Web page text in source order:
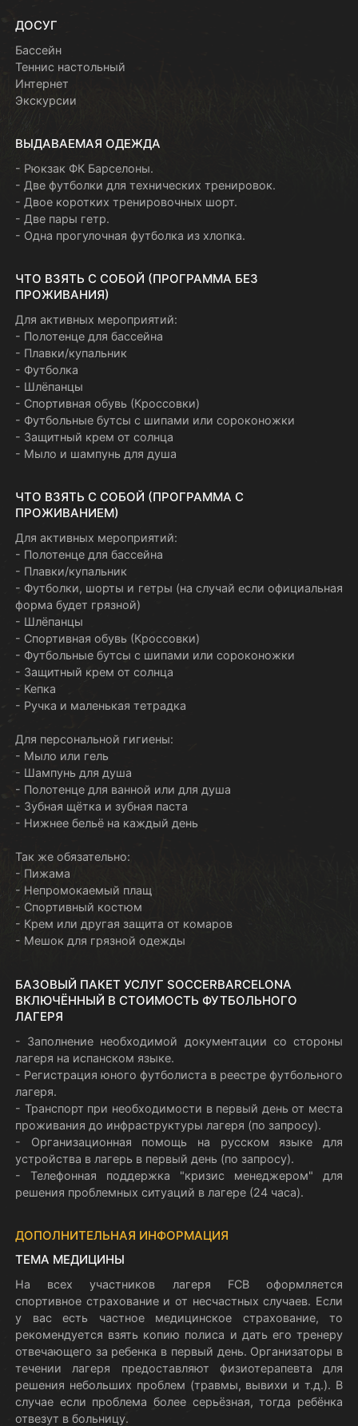
ДОСУГ
Бассейн
Теннис настольный
Интернет
Экскурсии
ВЫДАВАЕМАЯ ОДЕЖДА
- Рюкзак ФК Барселоны.
- Две футболки для технических тренировок.
- Двое коротких тренировочных шорт.
- Две пары гетр.
- Одна прогулочная футболка из хлопка.
ЧТО ВЗЯТЬ С СОБОЙ (ПРОГРАММА БЕЗ
ПРОЖИВАНИЯ)
Для активных мероприятий:
- Полотенце для бассейна
- Плавки/купальник
- Футболка
- Шлёпанцы
- Спортивная обувь (Кроссовки)
- Футбольные бутсы с шипами или сороконожки
- Защитный крем от солнца
- Мыло и шампунь для душа
ЧТО ВЗЯТЬ С СОБОЙ (ПРОГРАММА С
ПРОЖИВАНИЕМ)
Для активных мероприятий:
- Полотенце для бассейна
- Плавки/купальник
- Футболки, шорты и гетры (на случай если официальная
форма будет грязной)
- Шлёпанцы
- Спортивная обувь (Кроссовки)
- Футбольные бутсы с шипами или сороконожки
- Защитный крем от солнца
- Кепка
- Ручка и маленькая тетрадка
Для персональной гигиены:
- Мыло или гель
- Шампунь для душа
- Полотенце для ванной или для душа
- Зубная щётка и зубная паста
- Нижнее бельё на каждый день
Так же обязательно:
- Пижама
- Непромокаемый плащ
- Спортивный костюм
- Крем или другая защита от комаров
- Мешок для грязной одежды
БАЗОВЫЙ ПАКЕТ УСЛУГ SOCCERBARCELONA
ВКЛЮЧЁННЫЙ В СТОИМОСТЬ ФУТБОЛЬНОГО
ЛАГЕРЯ
- Заполнение необходимой документации со стороны
лагеря на испанском языке.
- Регистрация юного футболиста в реестре футбольного
лагеря.
- Транспорт при необходимости в первый день от места
проживания до инфраструктуры лагеря (по запросу).
- Организационная помощь на русском языке для
устройства в лагерь в первый день (по запросу).
- Телефонная поддержка "кризис менеджером" для
решения проблемных ситуаций в лагере (24 часа).
ДОПОЛНИТЕЛЬНАЯ ИНФОРМАЦИЯ
ТЕМА МЕДИЦИНЫ
На всех участников лагеря FCB оформляется
спортивное страхование и от несчастных случаев. Если
у вас есть частное медицинское страхование, то
рекомендуется взять копию полиса и дать его тренеру
отвечающего за ребенка в первый день. Организаторы в
течении лагеря предоставляют физиотерапевта для
решения небольших проблем (травмы, вывихи и т.д.). В
случае если проблема более серьёзная, тогда ребёнка
отвезут в больницу.